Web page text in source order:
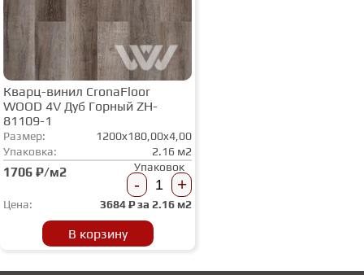
Кварц-винил CronaFloor
WOOD 4V Дуб Горный ZH-
81109-1
Размер:
1200x180,00x4,00
Упаковка:
2.16 м2
1706 ₽/м2 Упаковок
- +
Цена: 3684₽ за 2.16 м2
В корзину